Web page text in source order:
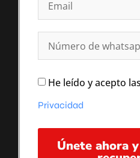
He leído y acepto las
Privacidad
Únete ahora